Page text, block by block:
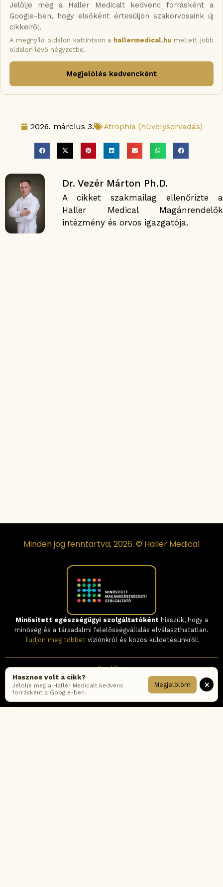
Jelölje meg a Haller Medicalt kedvenc forrásként a
Google-ben, hogy elsőként értesüljön szakorvosaink új
cikkeiről.
A megnyíló oldalon kattintson a hallermedical.hu mellett jobb
oldalon lévő négyzetbe.
Megjelölés kedvencként
×
Hasznos volt a cikk?
Jelölje meg a Haller Medicalt kedvenc
forrásként a Google-ben.
Megjelölöm
2026. március 3. Atrophia (hüvelysorvadás)
Dr. Vezér Márton Ph.D.
A cikket szakmailag ellenőrizte a
Haller Medical Magánrendelők
intézmény és orvos igazgatója.
Minden jog fenntartva, 2026. © Haller Medical
Minősített egészségügyi szolgáltatóként hisszük, hogy a
minőség és a társadalmi felelősségvállalás elválaszthatatlan.
Tudjon meg többetvíziónkról és közös küldetésünkről!
Kezdőlap
Időpontfoglalás